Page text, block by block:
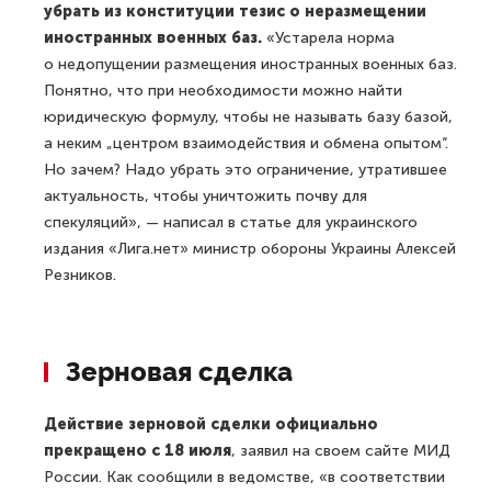
убрать из конституции тезис о неразмещении
иностранных военных баз. «Устарела норма
о недопущении размещения иностранных военных баз.
Понятно, что при необходимости можно найти
юридическую формулу, чтобы не называть базу базой,
а неким „центром взаимодействия и обмена опытом“.
Но зачем? Надо убрать это ограничение, утратившее
актуальность, чтобы уничтожить почву для
спекуляций», — написал в статье для украинского
издания «Лига.нет» министр обороны Украины Алексей
Резников.
Зерновая сделка
Действие зерновой сделки официально
прекращено с 18 июля, заявил на своем сайте МИД
России. Как сообщили в ведомстве, «в соответствии